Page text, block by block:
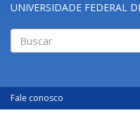
UNIVERSIDADE FEDERAL
Fale conosco